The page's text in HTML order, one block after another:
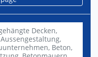
Decken,
Aussengestaltung,
Beton,